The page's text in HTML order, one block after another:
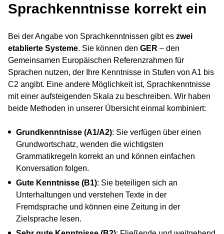
Sprachkenntnisse korrekt ein
Bei der Angabe von Sprachkenntnissen gibt es zwei
etablierte Systeme. Sie können den GER – den
Gemeinsamen Europäischen Referenzrahmen für
Sprachen nutzen, der Ihre Kenntnisse in Stufen von A1 bis
C2 angibt. Eine andere Möglichkeit ist, Sprachkenntnisse
mit einer aufsteigenden Skala zu beschreiben. Wir haben
beide Methoden in unserer Übersicht einmal kombiniert:
Grundkenntnisse (A1/A2): Sie verfügen über einen
Grundwortschatz, wenden die wichtigsten
Grammatikregeln korrekt an und können einfachen
Konversation folgen.
Gute Kenntnisse (B1): Sie beteiligen sich an
Unterhaltungen und verstehen Texte in der
Fremdsprache und können eine Zeitung in der
Zielsprache lesen.